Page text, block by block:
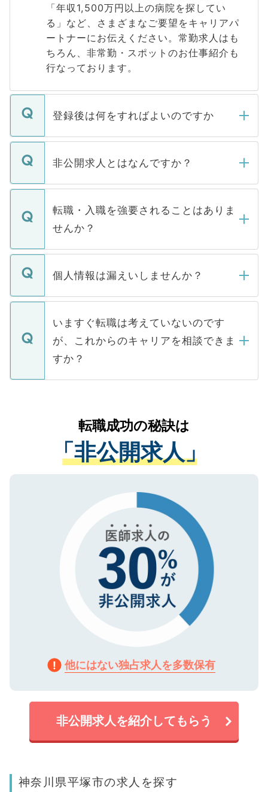
「年収1,500万円以上の病院を探してい
る」など、さまざまなご要望をキャリアパ
ートナーにお伝えください。常勤求人はも
ちろん、非常勤・スポットのお仕事紹介も
行なっております。
登録後は何をすればよいのですか
ご登録いただきましたら、弊社担当者がご
登録内容を確認し、その後メールもしくは
ます。通常、5営業日以内にはご連絡をせて
いただきますので、しばらくお待ちくださ
非公開求人とはなんですか？
マイナビDOCTORで取り扱っている求人の
うち約3割は、Webサイトからご覧いただ
けない「非公開求人」です。非公開求人は
下記の理由によって、一般には公開してい
ません。
■応募殺到を避けるため 人気のある医療機
関を公にしてしまうと、応募が殺到する場
に、医療機関が求める条件に合った人材の
みを人材紹介会社に依頼するケースが増え
ています。
転職・入職を強要されることはありま
せんか？
転職・入職を強要することは一切ありませ
ん。また、仮に応募先から内定をいただい
定を承諾する必要はありません。内定先へ
の辞退の連絡はキャリアパートナーが行い
個人情報は漏えいしませんか？
個人情報が漏えいすることはありませんの
で、ご安心ください。当サイトからの登録
などで収集したご登録者様の個人情報は、
ご本人のキャリアアップおよび転職活動の
支援を目的に使用いたします。お預かりし
ているすべての個人データはご本人の許可
は、個人情報の取り扱いについての厳密な
管理基準を満たした事業者のみに付与され
る、プライバシーマークを取得済みです。
で、機密保持に関してもご安心ください。
いますぐ転職は考えていないのです
が、これからのキャリアを相談できま
すか？
かがいして、現在の医療機関の状況や紹介
経験をまじえながら、適切なアドバイスを
させていただきます。すぐにご転職をされ
ない方には、長期的なサポートが可能です
ので、まずはご登録ください。
転職成功の秘訣は
「非公開求人」
他にはない独占求人を多数保有
非公開求人を紹介してもらう
神奈川県平塚市の求人を探す